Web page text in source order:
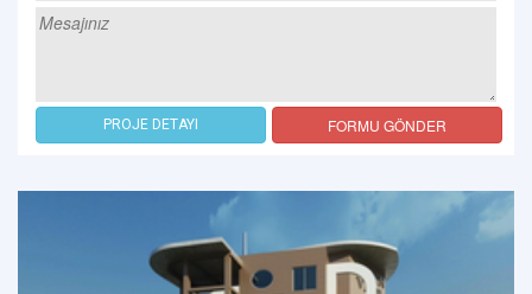
PROJE DETAYI FORMU GÖNDER